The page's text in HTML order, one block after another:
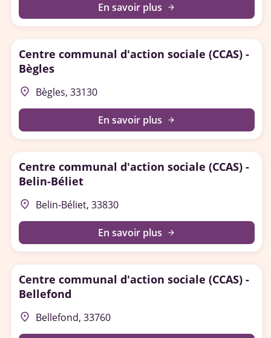
En savoir plus arrow_forward
Centre communal d'action sociale (CCAS) -
Bègles
place Bègles, 33130
En savoir plus arrow_forward
Centre communal d'action sociale (CCAS) -
Belin-Béliet
place Belin-Béliet, 33830
En savoir plus arrow_forward
Centre communal d'action sociale (CCAS) -
Bellefond
place Bellefond, 33760